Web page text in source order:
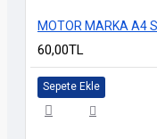
60,00TL
Sepete Ekle